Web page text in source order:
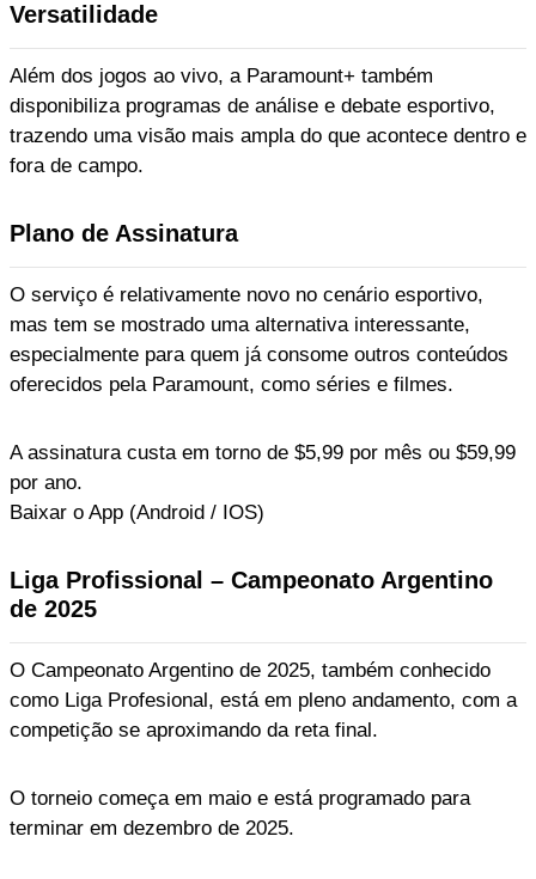
Versatilidade
Além dos jogos ao vivo, a Paramount+ também
disponibiliza programas de análise e debate esportivo,
trazendo uma visão mais ampla do que acontece dentro e
fora de campo.
Plano de Assinatura
O serviço é relativamente novo no cenário esportivo,
mas tem se mostrado uma alternativa interessante,
especialmente para quem já consome outros conteúdos
oferecidos pela Paramount, como séries e filmes.
A assinatura custa em torno de $5,99 por mês ou $59,99
por ano.
Baixar o App (Android / IOS)
Liga Profissional – Campeonato Argentino
de 2025
O Campeonato Argentino de 2025, também conhecido
como Liga Profesional, está em pleno andamento, com a
competição se aproximando da reta final.
O torneio começa em maio e está programado para
terminar em dezembro de 2025.